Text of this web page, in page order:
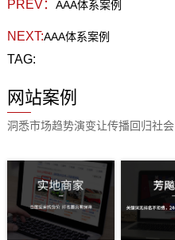
PREV： AAA体系案例
NEXT:AAA体系案例
TAG:
网站案例
洞悉市场趋势演变让传播回归社会